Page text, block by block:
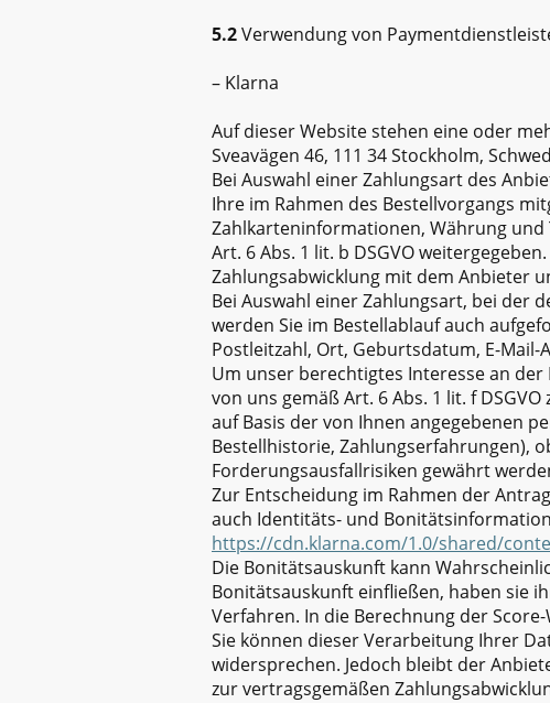
5.2Verwendung von
– Klarna
Auf dieser Website stehen eine oder
Sveavägen 46, 111 34 Stockholm,
Bei Auswahl einer Zahlungsart des
Ihre im Rahmen des Bestellvorgangs
Zahlkarteninformationen, Währung
Art. 6 Abs. 1 lit. b DSGVO
Zahlungsabwicklung mit dem Anbieter
Bei Auswahl einer Zahlungsart, bei der
werden Sie im Bestellablauf auch
Postleitzahl, Ort, Geburtsdatum, E-
Um unser berechtigtes Interesse an
von uns gemäß Art. 6 Abs. 1 lit. f
auf Basis der von Ihnen angegebenen
Bestellhistorie, Zahlungserfahrungen),
Forderungsausfallrisiken gewährt
Zur Entscheidung im Rahmen der
auch Identitäts- und
https://cdn.klarna.com/1.0/shared/
Die Bonitätsauskunft kann
Bonitätsauskunft einfließen, haben sie
Verfahren. In die Berechnung der
Sie können dieser Verarbeitung Ihrer
widersprechen. Jedoch bleibt der
zur vertragsgemäßen